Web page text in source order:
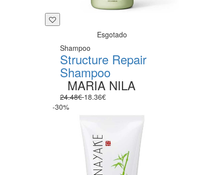
Esgotado
Shampoo
Structure Repair
Shampoo
MARIA NILA
24.48€18.36€
-30%